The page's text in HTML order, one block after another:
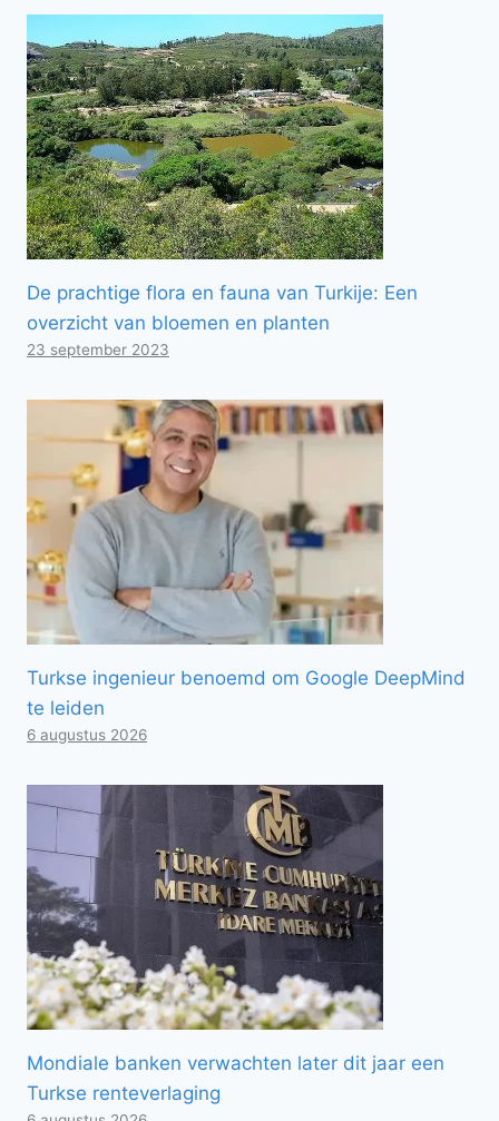
De prachtige flora en fauna van Turkije: Een
overzicht van bloemen en planten
23 september 2023
Turkse ingenieur benoemd om Google DeepMind
te leiden
6 augustus 2026
Mondiale banken verwachten later dit jaar een
Turkse renteverlaging